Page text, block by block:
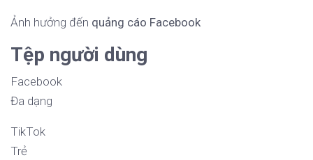
Ảnh hưởng đến quảng cáo Facebook
Tệp người dùng
Facebook
Đa dạng
TikTok
Trẻ